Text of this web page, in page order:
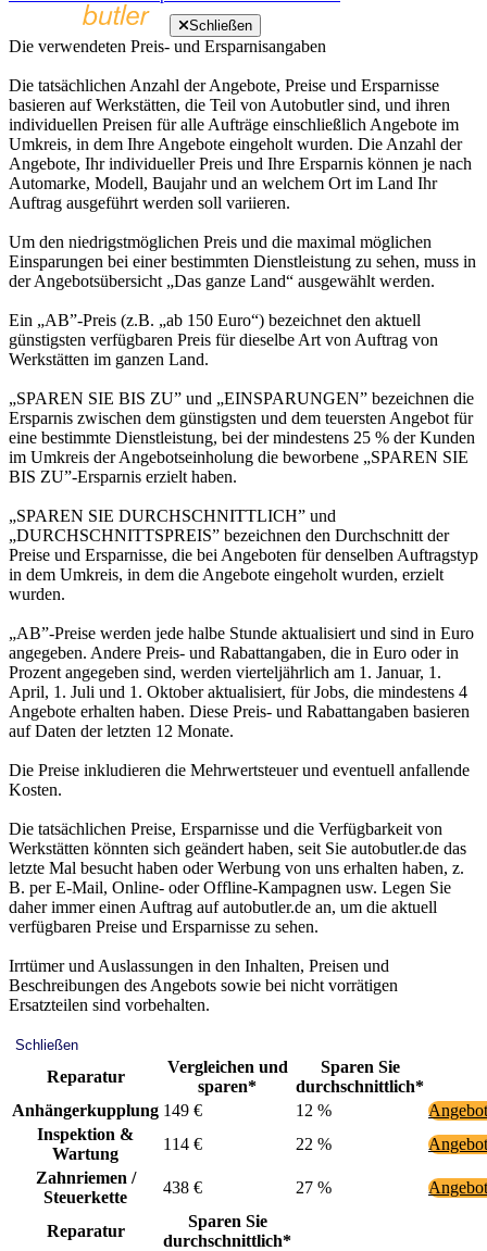
Schließen
Die verwendeten Preis- und Ersparnisangaben
Die tatsächlichen Anzahl der Angebote, Preise und Ersparnisse
basieren auf Werkstätten, die Teil von Autobutler sind, und ihren
individuellen Preisen für alle Aufträge einschließlich Angebote im
Umkreis, in dem Ihre Angebote eingeholt wurden. Die Anzahl der
Angebote, Ihr individueller Preis und Ihre Ersparnis können je nach
Automarke, Modell, Baujahr und an welchem Ort im Land Ihr
Auftrag ausgeführt werden soll variieren.
Um den niedrigstmöglichen Preis und die maximal möglichen
Einsparungen bei einer bestimmten Dienstleistung zu sehen, muss in
der Angebotsübersicht „Das ganze Land“ ausgewählt werden.
Ein „AB”-Preis (z.B. „ab 150 Euro“) bezeichnet den aktuell
günstigsten verfügbaren Preis für dieselbe Art von Auftrag von
Werkstätten im ganzen Land.
„SPAREN SIE BIS ZU” und „EINSPARUNGEN” bezeichnen die
Ersparnis zwischen dem günstigsten und dem teuersten Angebot für
eine bestimmte Dienstleistung, bei der mindestens 25 % der Kunden
im Umkreis der Angebotseinholung die beworbene „SPAREN SIE
BIS ZU”-Ersparnis erzielt haben.
„SPAREN SIE DURCHSCHNITTLICH” und
„DURCHSCHNITTSPREIS” bezeichnen den Durchschnitt der
Preise und Ersparnisse, die bei Angeboten für denselben Auftragstyp
in dem Umkreis, in dem die Angebote eingeholt wurden, erzielt
wurden.
„AB”-Preise werden jede halbe Stunde aktualisiert und sind in Euro
angegeben. Andere Preis- und Rabattangaben, die in Euro oder in
Prozent angegeben sind, werden vierteljährlich am 1. Januar, 1.
April, 1. Juli und 1. Oktober aktualisiert, für Jobs, die mindestens 4
Angebote erhalten haben. Diese Preis- und Rabattangaben basieren
auf Daten der letzten 12 Monate.
Die Preise inkludieren die Mehrwertsteuer und eventuell anfallende
Kosten.
Die tatsächlichen Preise, Ersparnisse und die Verfügbarkeit von
Werkstätten könnten sich geändert haben, seit Sie autobutler.de das
letzte Mal besucht haben oder Werbung von uns erhalten haben, z.
B. per E-Mail, Online- oder Offline-Kampagnen usw. Legen Sie
daher immer einen Auftrag auf autobutler.de an, um die aktuell
verfügbaren Preise und Ersparnisse zu sehen.
Irrtümer und Auslassungen in den Inhalten, Preisen und
Beschreibungen des Angebots sowie bei nicht vorrätigen
Ersatzteilen sind vorbehalten.
Schließen
Reparatur
Vergleichen und
sparen*
Sparen Sie
durchschnittlich*
Anhängerkupplung 149 € 12 %
Inspektion &
Wartung
114 € 22 %
Zahnriemen /
Steuerkette
438 € 27 %
Reparatur
Sparen Sie
durchschnittlich*